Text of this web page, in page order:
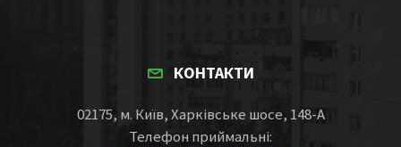
КОНТАКТИ
02175, м. Київ, Харківське шосе, 148-А
Телефон приймальні: